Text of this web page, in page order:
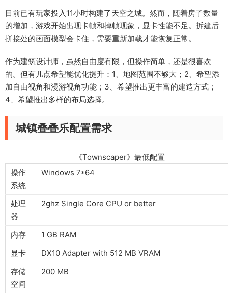
目前已有玩家投入11小时构建了天空之城。然而，随着房子数量
的增加，游戏开始出现卡帧和掉帧现象，显卡性能不足。拆建后
拼接处的画面模型会卡住，需要重新加载才能恢复正常。
作为建筑设计师，虽然自由度有限，但操作简单，还是很喜欢
的。但有几点希望能优化提升：1、地图范围不够大；2、希望添
加自由视角和漫游视角功能；3、希望推出更丰富的建造方式；
4、希望推出多样的布局选择。
城镇叠叠乐配置需求
《Townscaper》最低配置
操作
系统
Windows 7*64
处理
器
2ghz Single Core CPU or better
内存
1 GB RAM
显卡
DX10 Adapter with 512 MB VRAM
存储
空间
200 MB